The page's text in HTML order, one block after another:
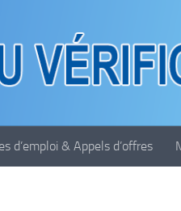
d’emploi & Appels d’offres